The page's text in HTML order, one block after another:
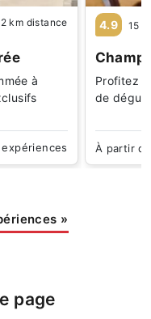
km distance
à
4.9 15
Profitez
de
À partir
»
page